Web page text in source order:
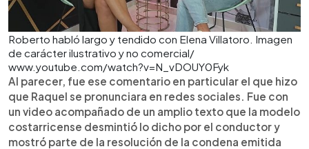
Roberto habló largo y tendido con Elena Villatoro. Imagen
de carácter ilustrativo y no comercial/
www.youtube.com/watch?v=N_vDOUY0Fyk
Al parecer, fue ese comentario en particular el que hizo
que Raquel se pronunciara en redes sociales. Fue con
un video acompañado de un amplio texto que la modelo
costarricense desmintió lo dicho por el conductor y
mostró parte de la resolución de la condena emitida